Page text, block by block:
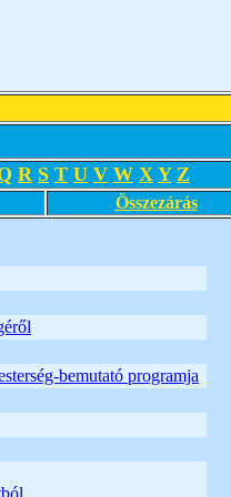
R S T U V W X Y Z
Összezárás
bemutató programja